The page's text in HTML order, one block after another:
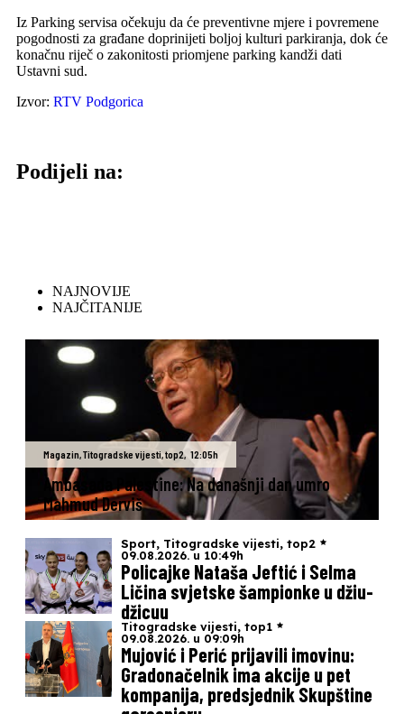
Iz Parking servisa očekuju da će preventivne mjere i povremene
pogodnosti za građane doprinijeti boljoj kulturi parkiranja, dok će
konačnu riječ o zakonitosti priomjene parking kandži dati
Ustavni sud.
Izvor: RTV Podgorica
Podijeli na:
NAJNOVIJE
NAJČITANIJE
Magazin,Titogradske vijesti,top2, 12:05h
Ambasada Palestine: Na današnji dan umro
Mahmud Derviš
Sport, Titogradske vijesti, top2
09.08.2026. u 10:49h
Policajke Nataša Jeftić i Selma
Ličina svjetske šampionke u džiu-
džicuu
Titogradske vijesti, top1
09.08.2026. u 09:09h
Mujović i Perić prijavili imovinu:
Gradonačelnik ima akcije u pet
kompanija, predsjednik Skupštine